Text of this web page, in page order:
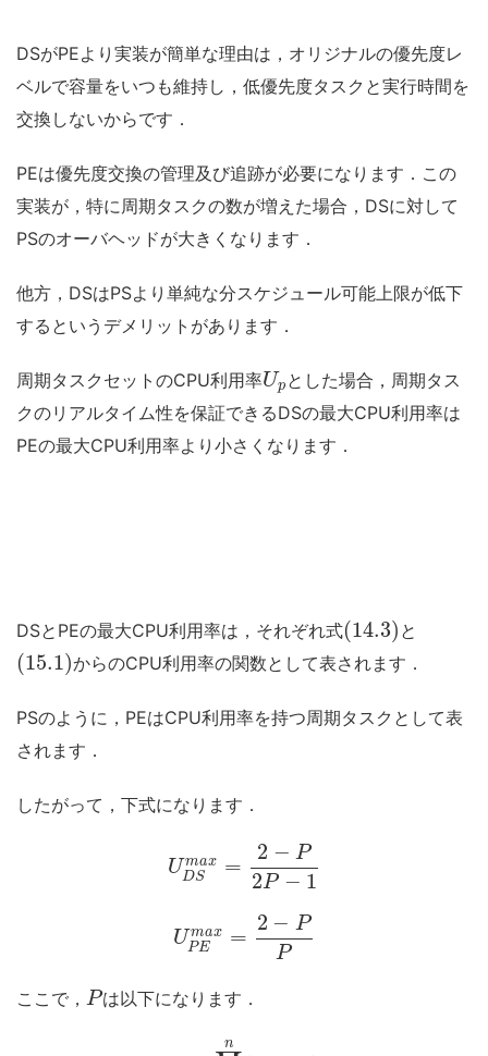
DSがPEより実装が簡単な理由は，オリジナルの優先度レ
ベルで容量をいつも維持し，低優先度タスクと実行時間を
交換しないからです．
PEは優先度交換の管理及び追跡が必要になります．この
実装が，特に周期タスクの数が増えた場合，DSに対して
PSのオーバヘッドが大きくなります．
他方，DSはPSより単純な分スケジュール可能上限が低下
するというデメリットがあります．
周期タスクセットのCPU利用率Up とした場合，周期タス
クのリアルタイム性を保証できるDSの最大CPU利用率は
PEの最大CPU利用率より小さくなります．
DSとPEの最大CPU利用率は，それぞれ式(14.3) と
(15.1)からのCPU利用率の関数として表されます．
PSのように，PEはCPU利用率を持つ周期タスクとして表
されます．
したがって，下式になります．
U max
DS =
2 − P
2P − 1
U max
PE =
2 − P
P
ここで， Pは以下になります．
n